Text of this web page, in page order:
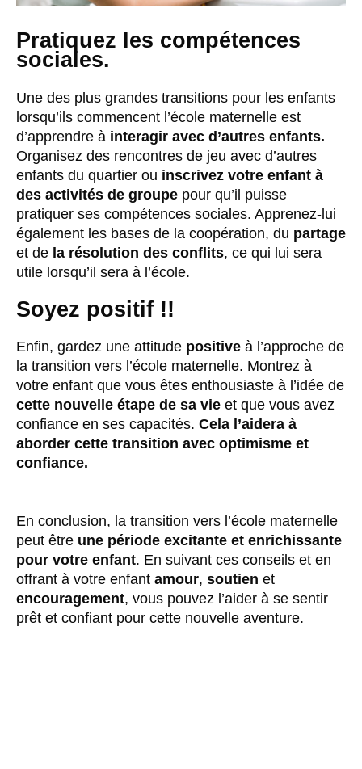
Pratiquez les compétences
sociales.
Une des plus grandes transitions pour les enfants
lorsqu’ils commencent l’école maternelle est
d’apprendre à interagir avec d’autres enfants.
Organisez des rencontres de jeu avec d’autres
enfants du quartier ou inscrivez votre enfant à
des activités de groupe pour qu’il puisse
pratiquer ses compétences sociales. Apprenez-lui
également les bases de la coopération, du partage
et de la résolution des conflits, ce qui lui sera
utile lorsqu’il sera à l’école.
Soyez positif !!
Enfin, gardez une attitude positive à l’approche de
la transition vers l’école maternelle. Montrez à
votre enfant que vous êtes enthousiaste à l’idée de
cette nouvelle étape de sa vie et que vous avez
confiance en ses capacités. Cela l’aidera à
aborder cette transition avec optimisme et
confiance.
En conclusion, la transition vers l’école maternelle
peut être une période excitante et enrichissante
pour votre enfant. En suivant ces conseils et en
offrant à votre enfant amour, soutien et
encouragement, vous pouvez l’aider à se sentir
prêt et confiant pour cette nouvelle aventure.